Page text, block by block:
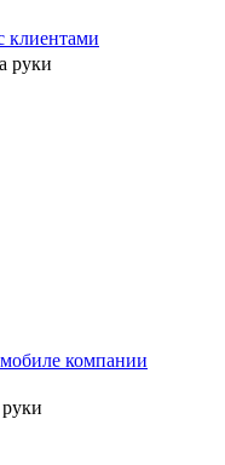
клиентами
руки
компании